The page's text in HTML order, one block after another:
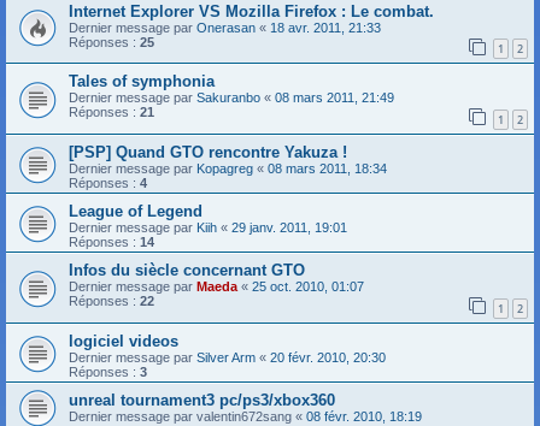
Internet Explorer VS Mozilla Firefox : Le combat.
Dernier message par Onerasan « 18 avr. 2011, 21:33
Réponses : 25 1 2
Tales of symphonia
Dernier message par Sakuranbo « 08 mars 2011, 21:49
Réponses : 21 1 2
[PSP] Quand GTO rencontre Yakuza !
Dernier message par Kopagreg « 08 mars 2011, 18:34
Réponses : 4
League of Legend
Dernier message par Kiih « 29 janv. 2011, 19:01
Réponses : 14
Infos du siècle concernant GTO
Dernier message par Maeda « 25 oct. 2010, 01:07
Réponses : 22 1 2
logiciel videos
Dernier message par Silver Arm « 20 févr. 2010, 20:30
Réponses : 3
unreal tournament3 pc/ps3/xbox360
Dernier message par valentin672sang « 08 févr. 2010, 18:19